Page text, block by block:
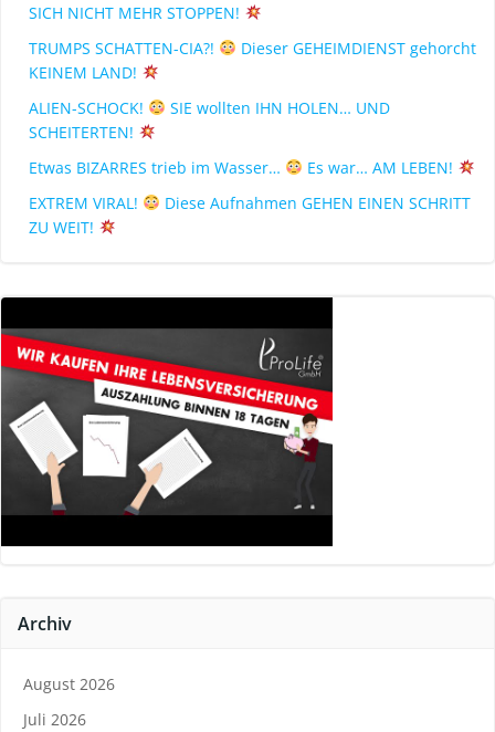
SICH NICHT MEHR STOPPEN!
TRUMPS SCHATTEN-CIA?!
Dieser GEHEIMDIENST gehorcht
KEINEM LAND!
ALIEN-SCHOCK!
SIE wollten IHN HOLEN… UND
SCHEITERTEN!
Etwas BIZARRES trieb im Wasser…
Es war… AM LEBEN!
EXTREM VIRAL!
Diese Aufnahmen GEHEN EINEN SCHRITT
ZU WEIT!
Archiv
August 2026
Juli 2026